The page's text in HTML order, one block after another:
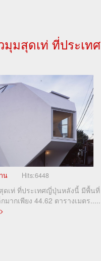
มุมสุดเท่ ที่ประเทศ
น Hits:6448
ดเท่ ที่ประเทศญี่ปุ่นหลังนี้ มีพื้นที่
มากเพียง 44.62 ตารางเมตร.....